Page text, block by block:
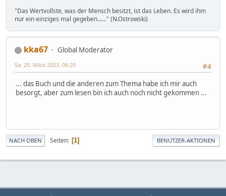
"Das Wertvollste, was der Mensch besitzt, ist das Leben. Es wird ihm
nur ein einziges mal gegeben......" (N.Ostrowski)
kka67
Global Moderator
#4
Sa, 25. März 2023, 06:20
... das Buch und die anderen zum Thema habe ich mir auch
besorgt, aber zum lesen bin ich auch noch nicht gekommen ...
NACH OBEN Seiten 1 BENUTZER-AKTIONEN